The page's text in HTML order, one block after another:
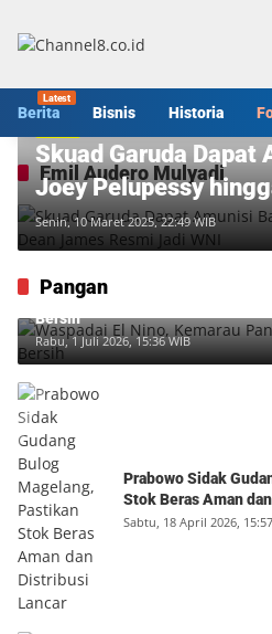
konten
Berita Bisnis Historia
Emil Audero Mulyadi
Skuad Garuda Dapat
Joey Pelupessy
Resmi Jadi WNI
Senin, 10 Maret 2025, 22:49 WIB
Pangan
Waspadai El Nino, Kemarau
Bersih
Rabu, 1 Juli 2026, 15:36 WIB
Prabowo Sidak
Stok Beras Aman
Sabtu, 18 April 2026,